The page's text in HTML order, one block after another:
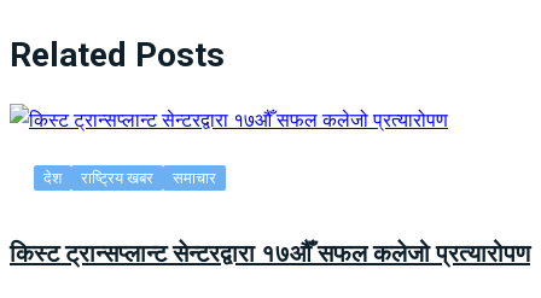
Related Posts
देश राष्ट्रिय खबर समाचार
किस्ट ट्रान्सप्लान्ट सेन्टरद्वारा १७औँ सफल कलेजो प्रत्यारोपण